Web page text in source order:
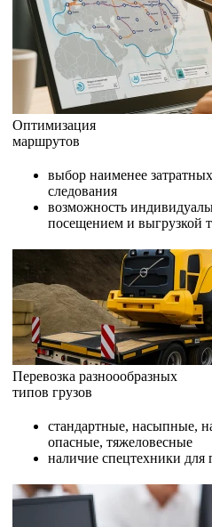
Оптимизация
маршрутов
выбор наименее
следования
возможность
посещением и выгрузкой
Перевозка разноообразных
типов грузов
стандартные, насыпные,
опасные, тяжеловесные
наличие спецтехники для